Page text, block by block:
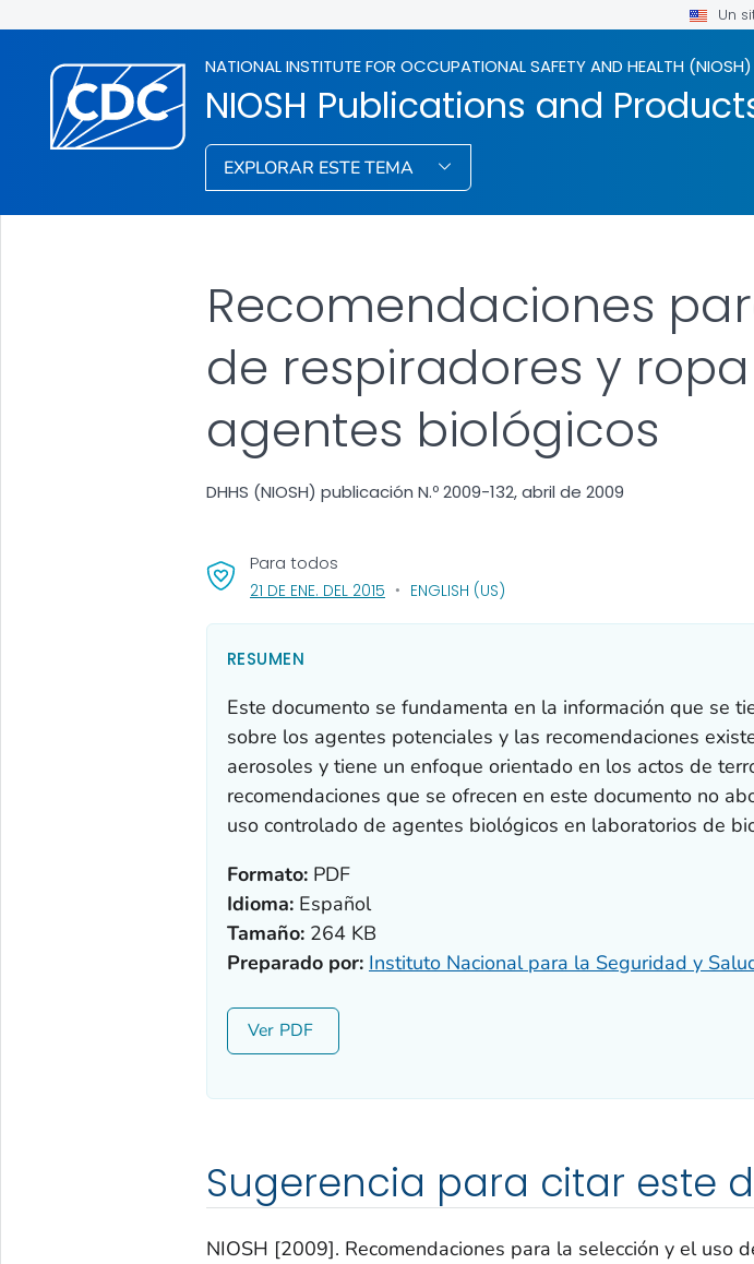
Un
NATIONAL INSTITUTE FOR OCCUPATIONAL SAFETY AND HEALTH (NIOSH)
NIOSH Publications and
EXPLORAR ESTE TEMA
Recomendaciones
de respiradores y
agentes biológicos
DHHS (NIOSH) publicación N.º 2009-132, abril de 2009
Para todos
21 DE ENE. DEL 2015, VISIT LINK FOR DETAILS.
ENGLISH (US)
RESUMEN
Este documento se fundamenta en la información que se
sobre los agentes potenciales y las recomendaciones
aerosoles y tiene un enfoque orientado en los actos de
recomendaciones que se ofrecen en este documento no
uso controlado de agentes biológicos en laboratorios de
Formato:PDF
Idioma:Español
Tamaño:264 KB
Preparado por: Instituto Nacional para la Seguridad y
Ver
Sugerencia para citar este
NIOSH [2009]. Recomendaciones para la selección y el uso